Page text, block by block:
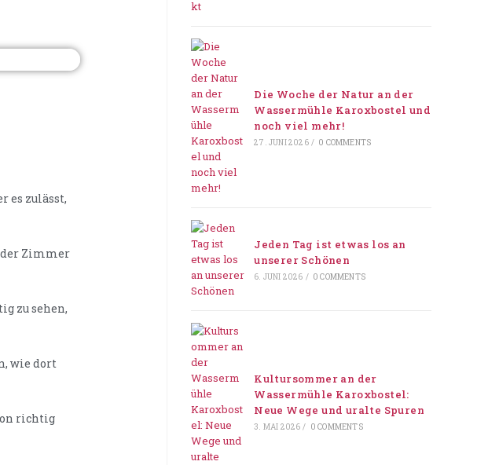
es zulässt,
der Zimmer
zu sehen,
wie dort
richtig
Die Woche der Natur an der
Wassermühle Karoxbostel und
noch viel mehr!
27. JUNI 2026 / 0 COMMENTS
Jeden Tag ist etwas los an
unserer Schönen
6. JUNI 2026 / 0 COMMENTS
Kultursommer an der
Wassermühle Karoxbostel:
Neue Wege und uralte Spuren
3. MAI 2026 / 0 COMMENTS